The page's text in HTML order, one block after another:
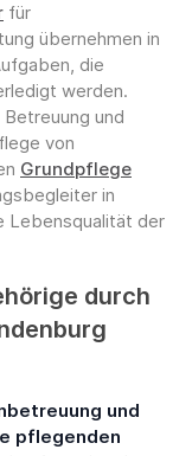
für
übernehmen in
die
werden.
Betreuung und
von
Grundpflege
in
Lebensqualität der
durch
und
pflegenden